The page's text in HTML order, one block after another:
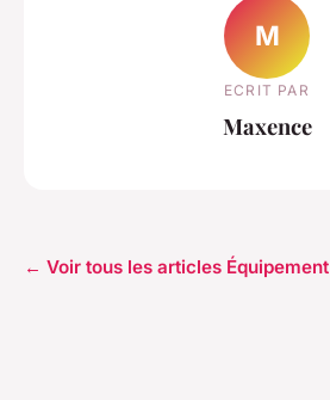
M
ECRIT PAR
Maxence
← Voir tous les articles Équipement